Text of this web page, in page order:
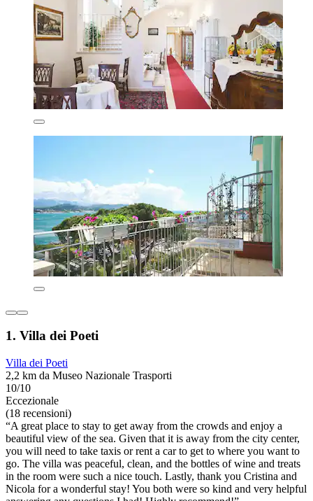
1. Villa dei Poeti
Villa dei Poeti
2,2 km da Museo Nazionale Trasporti
10/10
Eccezionale
(18 recensioni)
“A great place to stay to get away from the crowds and enjoy a
beautiful view of the sea. Given that it is away from the city center,
you will need to take taxis or rent a car to get to where you want to
go. The villa was peaceful, clean, and the bottles of wine and treats
in the room were such a nice touch. Lastly, thank you Cristina and
Nicola for a wonderful stay! You both were so kind and very helpful